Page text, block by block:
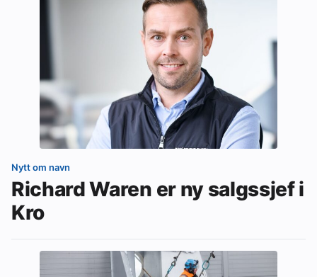
Nytt om navn
Richard Waren er ny salgssjef i
Kro